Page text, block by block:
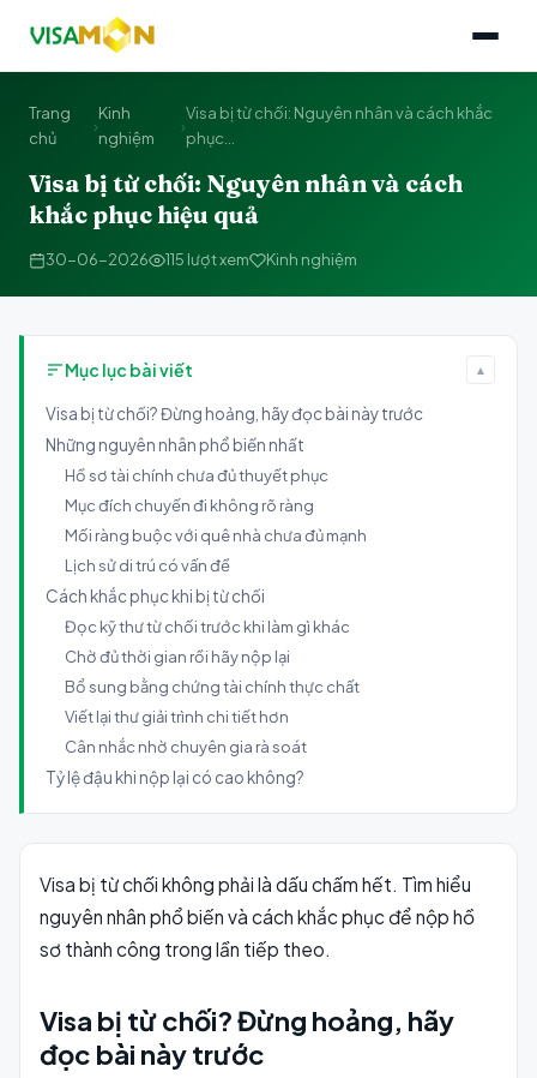
Trang
chủ
›
Kinh
nghiệm
›
Visa bị từ chối: Nguyên nhân và cách khắc
phục...
Visa bị từ chối: Nguyên nhân và cách
khắc phục hiệu quả
30-06-2026 115 lượt xem Kinh nghiệm
Mục lục bài viết ▲
Visa bị từ chối? Đừng hoảng, hãy đọc bài này trước
Những nguyên nhân phổ biến nhất
Hồ sơ tài chính chưa đủ thuyết phục
Mục đích chuyến đi không rõ ràng
Mối ràng buộc với quê nhà chưa đủ mạnh
Lịch sử di trú có vấn đề
Cách khắc phục khi bị từ chối
Đọc kỹ thư từ chối trước khi làm gì khác
Chờ đủ thời gian rồi hãy nộp lại
Bổ sung bằng chứng tài chính thực chất
Viết lại thư giải trình chi tiết hơn
Cân nhắc nhờ chuyên gia rà soát
Tỷ lệ đậu khi nộp lại có cao không?
Visa bị từ chối không phải là dấu chấm hết. Tìm hiểu
nguyên nhân phổ biến và cách khắc phục để nộp hồ
sơ thành công trong lần tiếp theo.
Visa bị từ chối? Đừng hoảng, hãy
đọc bài này trước